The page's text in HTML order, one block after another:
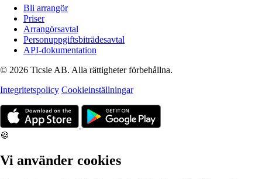
Bli arrangör
Priser
Arrangörsavtal
Personuppgiftsbiträdesavtal
API-dokumentation
© 2026 Ticsie AB. Alla rättigheter förbehållna.
Integritetspolicy Cookieinställningar
🍪
Vi använder cookies